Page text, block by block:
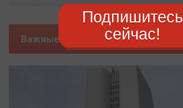
Важные новости
Подпишитесь
сейчас!